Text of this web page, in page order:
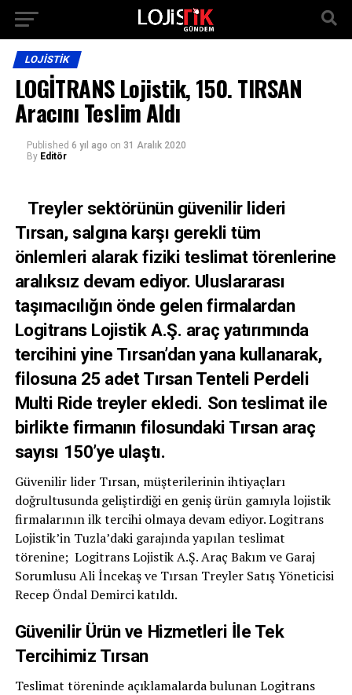
LOJISTIK
LOGİTRANS Lojistik, 150. TIRSAN
Aracını Teslim Aldı
Published 6 yıl ago on 31 Aralık 2020
By Editör
Treyler sektörünün güvenilir lideri
Tırsan, salgına karşı gerekli tüm
önlemleri alarak fiziki teslimat törenlerine
aralıksız devam ediyor. Uluslararası
taşımacılığın önde gelen firmalardan
Logitrans Lojistik A.Ş. araç yatırımında
tercihini yine Tırsan’dan yana kullanarak,
filosuna 25 adet Tırsan Tenteli Perdeli
Multi Ride treyler ekledi. Son teslimat ile
birlikte firmanın filosundaki Tırsan araç
sayısı 150’ye ulaştı.
Güvenilir lider Tırsan, müşterilerinin ihtiyaçları
doğrultusunda geliştirdiği en geniş ürün gamıyla lojistik
firmalarının ilk tercihi olmaya devam ediyor. Logitrans
Lojistik’in Tuzla’daki garajında yapılan teslimat
törenine; Logitrans Lojistik A.Ş. Araç Bakım ve Garaj
Sorumlusu Ali İncekaş ve Tırsan Treyler Satış Yöneticisi
Recep Öndal Demirci katıldı.
Güvenilir Ürün ve Hizmetleri İle Tek
Tercihimiz Tırsan
Teslimat töreninde açıklamalarda bulunan Logitrans